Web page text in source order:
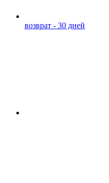
возврат - 30 дней